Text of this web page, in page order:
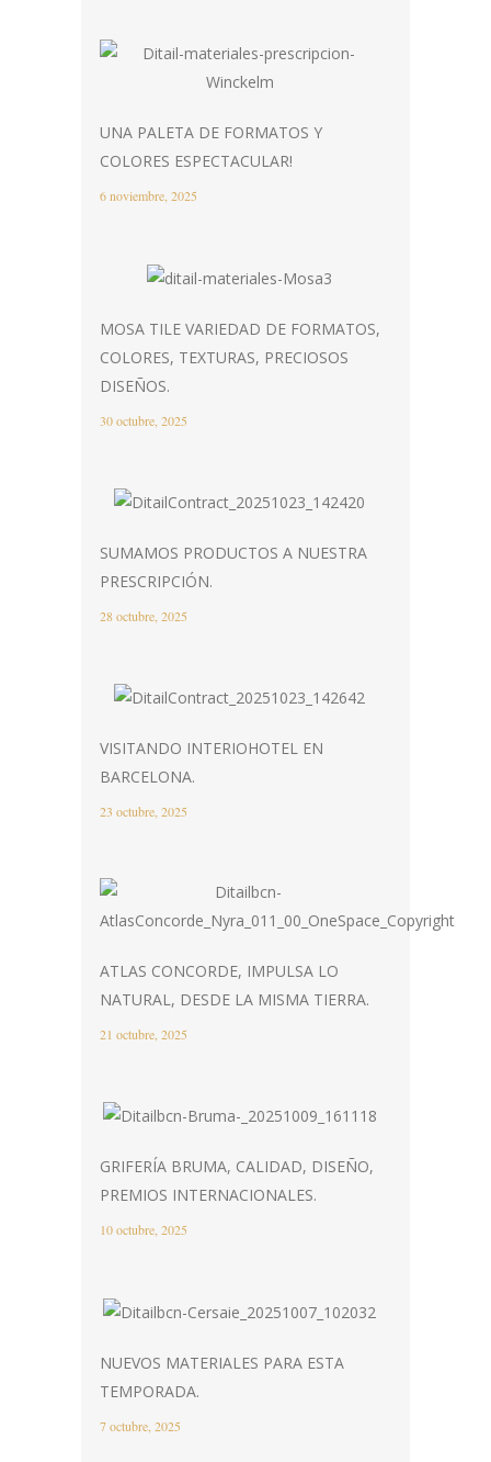
UNA PALETA DE FORMATOS Y
COLORES ESPECTACULAR!
6 noviembre, 2025
MOSA TILE VARIEDAD DE FORMATOS,
COLORES, TEXTURAS, PRECIOSOS
DISEÑOS.
30 octubre, 2025
SUMAMOS PRODUCTOS A NUESTRA
PRESCRIPCIÓN.
28 octubre, 2025
VISITANDO INTERIOHOTEL EN
BARCELONA.
23 octubre, 2025
ATLAS CONCORDE, IMPULSA LO
NATURAL, DESDE LA MISMA TIERRA.
21 octubre, 2025
GRIFERÍA BRUMA, CALIDAD, DISEÑO,
PREMIOS INTERNACIONALES.
10 octubre, 2025
NUEVOS MATERIALES PARA ESTA
TEMPORADA.
7 octubre, 2025